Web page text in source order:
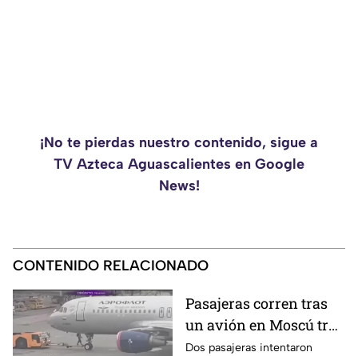
¡No te pierdas nuestro contenido, sigue a
TV Azteca Aguascalientes en Google
News!
CONTENIDO RELACIONADO
Pasajeras corren tras
un avión en Moscú tras
llegar tarde a su vuelo
Dos pasajeras intentaron